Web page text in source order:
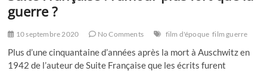
guerre ?
10 septembre 2020 No Comments film d'époque film guerre
Plus d’une cinquantaine d’années après la mort à Auschwitz en
1942 de l’auteur de Suite Française que les écrits furent